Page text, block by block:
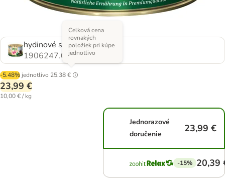
hydinové srdcia a ryža
1906247.0
-5.48% jednotlivo 25,38 €
Celková cena
rovnakých
položiek pri kúpe
jednotlivo
23,99 €
10,00 € / kg
Jednorazové
doručenie
23,99 €
-15% 20,39